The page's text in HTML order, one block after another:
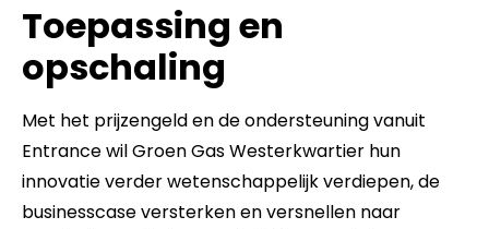
Toepassing en
opschaling
Met het prijzengeld en de ondersteuning vanuit
Entrance wil Groen Gas Westerkwartier hun
innovatie verder wetenschappelijk verdiepen, de
businesscase versterken en versnellen naar